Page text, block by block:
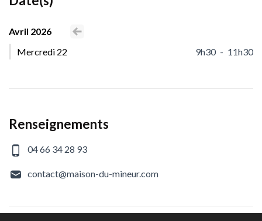
Voir le mois précédent
Avril 2026
Mercredi 22
9h30 - 11h30
Renseignements
04 66 34 28 93
contact@maison-du-mineur.com